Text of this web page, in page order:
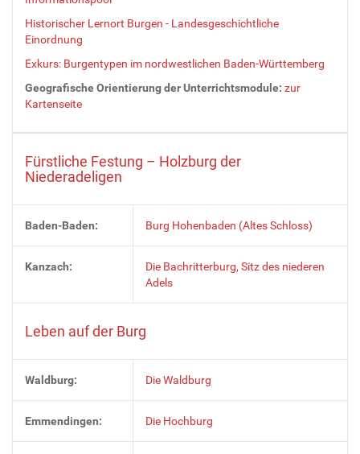
Historischer Lernort Burgen - Landesgeschichtliche
Einordnung
Exkurs: Burgentypen im nordwestlichen Baden-Württemberg
Geografische Orientierung der Unterrichtsmodule: zur
Kartenseite
Fürstliche Festung – Holzburg der
Niederadeligen
Baden-Baden: Burg Hohenbaden (Altes Schloss)
Kanzach:
Die Bachritterburg, Sitz des niederen
Adels
Leben auf der Burg
Waldburg: Die Waldburg
Emmendingen: Die Hochburg